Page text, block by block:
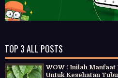
TOP 3 ALL POSTS
WOW ! Inilah Manfaat
Untuk Kesehatan